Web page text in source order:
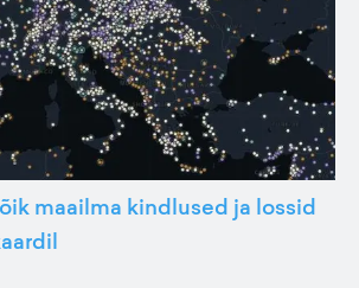
maailma kindlused ja lossid